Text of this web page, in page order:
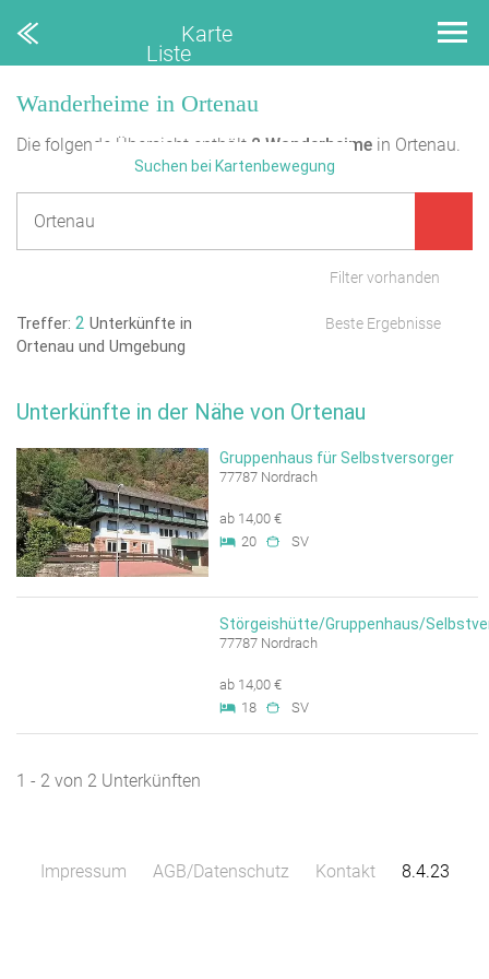
Karte
Liste
Wanderheime in Ortenau
Die folgende Übersicht enthält 2 Wanderheime in Ortenau.
Filter vorhanden
Treffer: 2 Unterkünfte in
Ortenau und Umgebung
Beste Ergebnisse
Unterkünfte in der Nähe von Ortenau
Gruppenhaus für Selbstversorger
77787 Nordrach
ab 14,00 €
20
SV
Störgeishütte/Gruppenhaus/
77787 Nordrach
ab 14,00 €
18
SV
1 - 2 von 2 Unterkünften
Suchen bei Kartenbewegung
Impressum AGB/Datenschutz Kontakt 8.4.23